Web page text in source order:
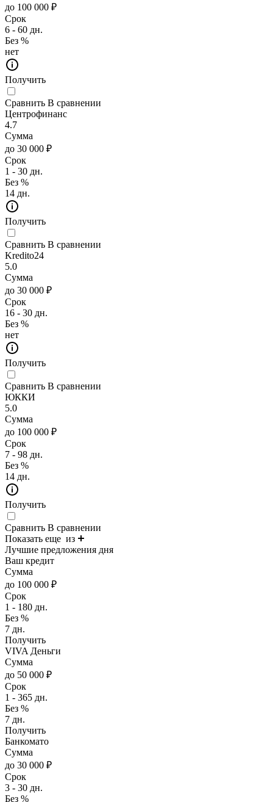
до 100 000 ₽
Срок
6 - 60 дн.
Без %
нет
Получить
Сравнить В сравнении
Центрофинанс
4.7
Сумма
до 30 000 ₽
Срок
1 - 30 дн.
Без %
14 дн.
Получить
Сравнить В сравнении
Kredito24
5.0
Сумма
до 30 000 ₽
Срок
16 - 30 дн.
Без %
нет
Получить
Сравнить В сравнении
ЮККИ
5.0
Сумма
до 100 000 ₽
Срок
7 - 98 дн.
Без %
14 дн.
Получить
Сравнить В сравнении
Показать еще из
Лучшие предложения дня
Ваш кредит
Сумма
до 100 000 ₽
Срок
1 - 180 дн.
Без %
7 дн.
Получить
VIVA Деньги
Сумма
до 50 000 ₽
Срок
1 - 365 дн.
Без %
7 дн.
Получить
Банкомато
Сумма
до 30 000 ₽
Срок
3 - 30 дн.
Без %